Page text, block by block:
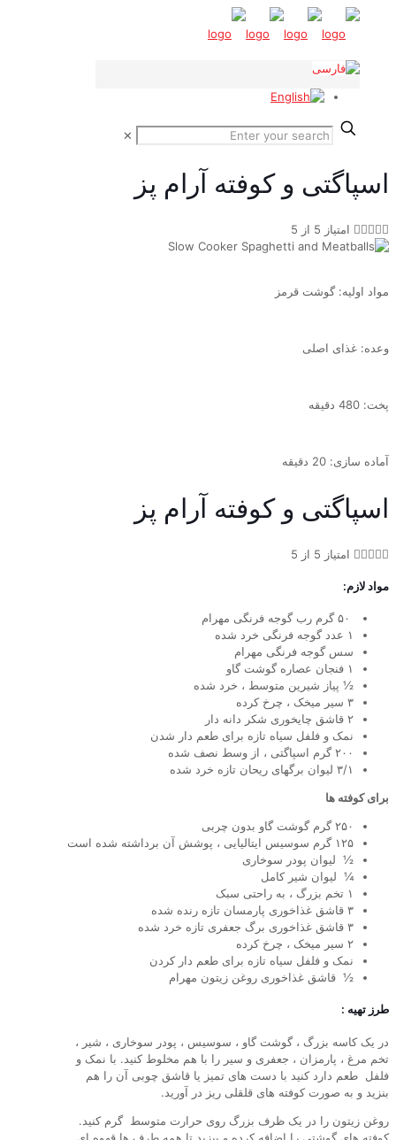
✕
اسپاگتی و کوفته آرام پز
 امتیاز 5 از 5
مواد اولیه: گوشت قرمز
وعده: غذای اصلی
پخت: 480 دقیقه
آماده سازی: 20 دقیقه
اسپاگتی و کوفته آرام پز
 امتیاز 5 از 5
مواد لازم:
۱ عدد گوجه فرنگی خرد شده
سس گوجه فرنگی مهرام
۱ فنجان عصاره گوشت گاو
½ پیاز شیرین متوسط ​​، خرد شده
۳ سیر میخک ، چرخ کرده
۲ قاشق چایخوری شکر دانه دار
نمک و فلفل سیاه تازه برای طعم دار شدن
۲۰۰ گرم اسپاگتی ، از وسط نصف شده
۳/۱ لیوان برگهای ریحان تازه خرد شده
برای کوفته ها
۲۵۰ گرم گوشت گاو بدون چربی
۱۲۵ گرم سوسیس ایتالیایی ، پوشش آن برداشته شده است
½ لیوان پودر سوخاری
¼ لیوان شیر کامل
۱ تخم بزرگ ، به راحتی سبک
۳ قاشق غذاخوری پارمسان تازه رنده شده
۳ قاشق غذاخوری برگ جعفری تازه خرد شده
۲ سیر میخک ، چرخ کرده
نمک و فلفل سیاه تازه برای طعم دار کردن
½ قاشق غذاخوری روغن زیتون مهرام
طرز تهیه :
در یک کاسه بزرگ ، گوشت گاو ، سوسیس ، پودر سوخاری ، شیر ،
تخم مرغ ، پارمزان ، جعفری و سیر را با هم مخلوط کنید. با نمک و
فلفل طعم دارد کنید با دست های تمیز یا قاشق چوبی آن را هم
بنزید و به صورت کوفته های قلقلی ریز در آورید.
روغن زیتون را در یک ظرف بزرگ روی حرارت متوسط ​​ ​​گرم کنید.
کوفته های گوشتی را اضافه کرده و بپزید تا همه طرف ها قهوه ای